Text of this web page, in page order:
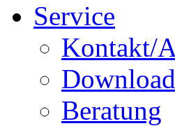
Service
Kontakt/
Beratung